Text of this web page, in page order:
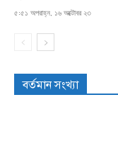
৫:৫১ অপরাহ্ন, ১৬ অক্টোবর ২৩
বর্তমান সংখ্যা